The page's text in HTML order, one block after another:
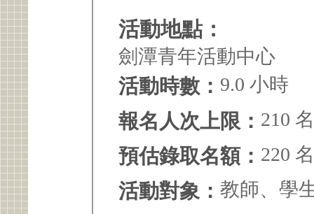
活動地點：
劍潭青年活動中心
活動時數： 9.0 小時
報名人次上限： 210 名
預估錄取名額： 220 名
活動對象： 教師、學